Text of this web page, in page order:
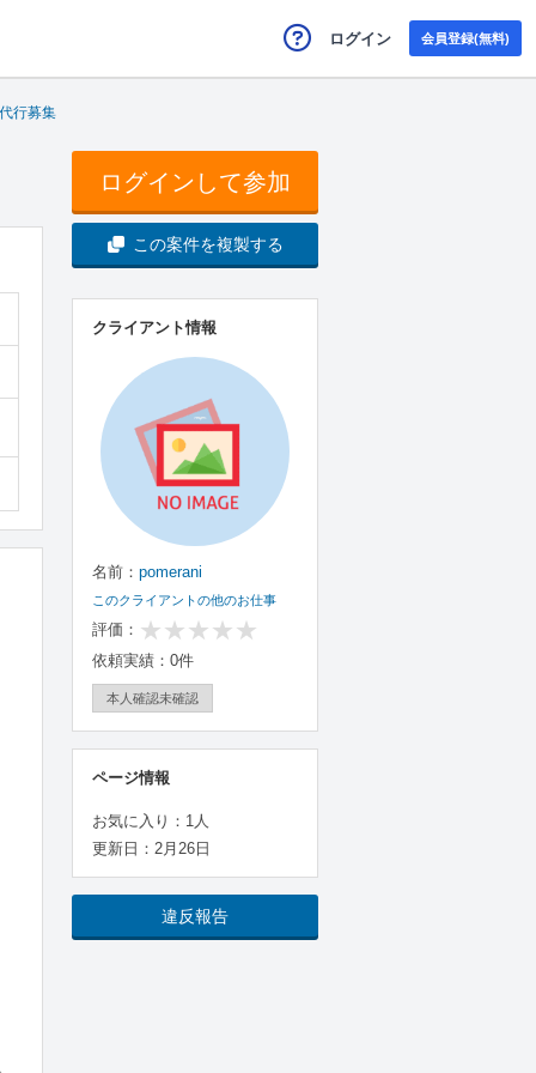
ログイン 会員登録(無料)
行募集
ログインして参加
この案件を複製する
クライアント情報
名前： pomerani
このクライアントの他のお仕事
評価：
依頼実績：0件
本人確認未確認
ページ情報
お気に入り：1人
更新日：2月26日
違反報告